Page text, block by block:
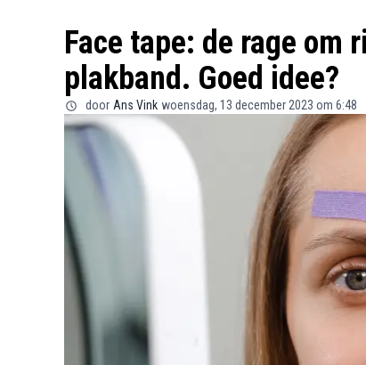
Face tape: de rage om
plakband. Goed idee?
door Ans Vink woensdag, 13 december 2023 om 6:48